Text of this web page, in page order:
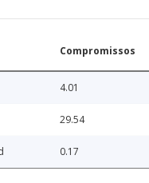
Compromissos
4.01
29.54
0.17